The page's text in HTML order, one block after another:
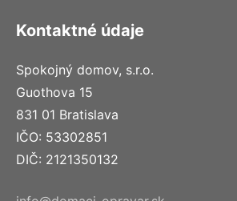
Kontaktné údaje
Spokojný domov, s.r.o.
Guothova 15
831 01 Bratislava
IČO: 53302851
DIČ: 2121350132